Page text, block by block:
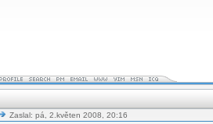
Zaslal: pá, 2.květen 2008, 20:16